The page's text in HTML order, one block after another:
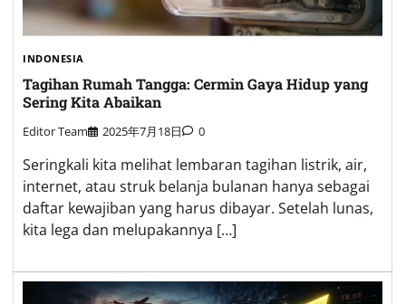
INDONESIA
Tagihan Rumah Tangga: Cermin Gaya Hidup yang
Sering Kita Abaikan
Editor Team 2025年7月18日 0
Seringkali kita melihat lembaran tagihan listrik, air,
internet, atau struk belanja bulanan hanya sebagai
daftar kewajiban yang harus dibayar. Setelah lunas,
kita lega dan melupakannya […]